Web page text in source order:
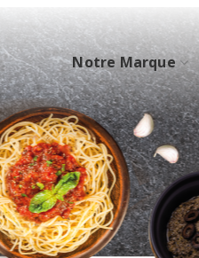
Notre Marque